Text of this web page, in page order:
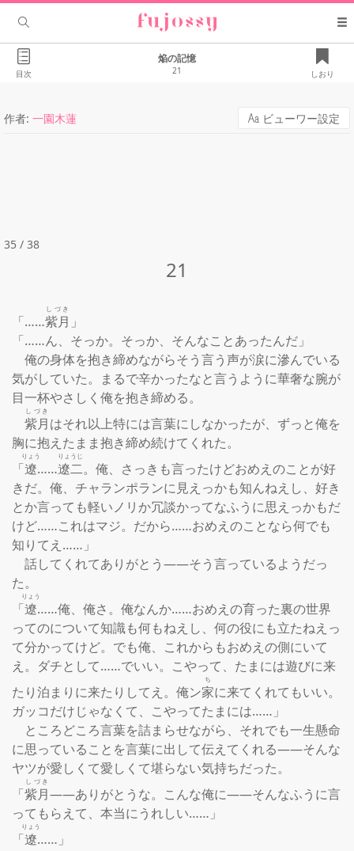
目次
焔の記憶
21 しおり
作者: 一園木蓮 ビューワー設定
35 / 38
21
「……紫月
しづき
」
「……ん、そっか。そっか、そんなことあったんだ」
俺の身体を抱き締めながらそう言う声が涙に滲んでいる
気がしていた。まるで辛かったなと言うように華奢な腕が
目一杯やさしく俺を抱き締める。
紫月
しづき
はそれ以上特には言葉にしなかったが、ずっと俺を
胸に抱えたまま抱き締め続けてくれた。
「遼
りょう
……遼二
りょうじ
。俺、さっきも言ったけどおめえのことが好
きだ。俺、チャランポランに見えっかも知んねえし、好き
とか言っても軽いノリか冗談かってなふうに思えっかもだ
けど……これはマジ。だから……おめえのことなら何でも
知りてえ……」
話してくれてありがとう――そう言っているようだっ
た。
「遼
りょう
……俺、俺さ。俺なんか……おめえの育った裏の世界
ってのについて知識も何もねえし、何の役にも立たねえっ
て分かってけど。でも俺、これからもおめえの側にいて
え。ダチとして……でいい。こやって、たまには遊びに来
たり泊まりに来たりしてえ。俺ン家
ち
に来てくれてもいい。
ガッコだけじゃなくて、こやってたまには……」
ところどころ言葉を詰まらせながら、それでも一生懸命
に思っていることを言葉に出して伝えてくれる――そんな
ヤツが愛しくて愛しくて堪らない気持ちだった。
「紫月
しづき
――ありがとうな。こんな俺に――そんなふうに言
ってもらえて、本当にうれしい……」
「遼
りょう
……」